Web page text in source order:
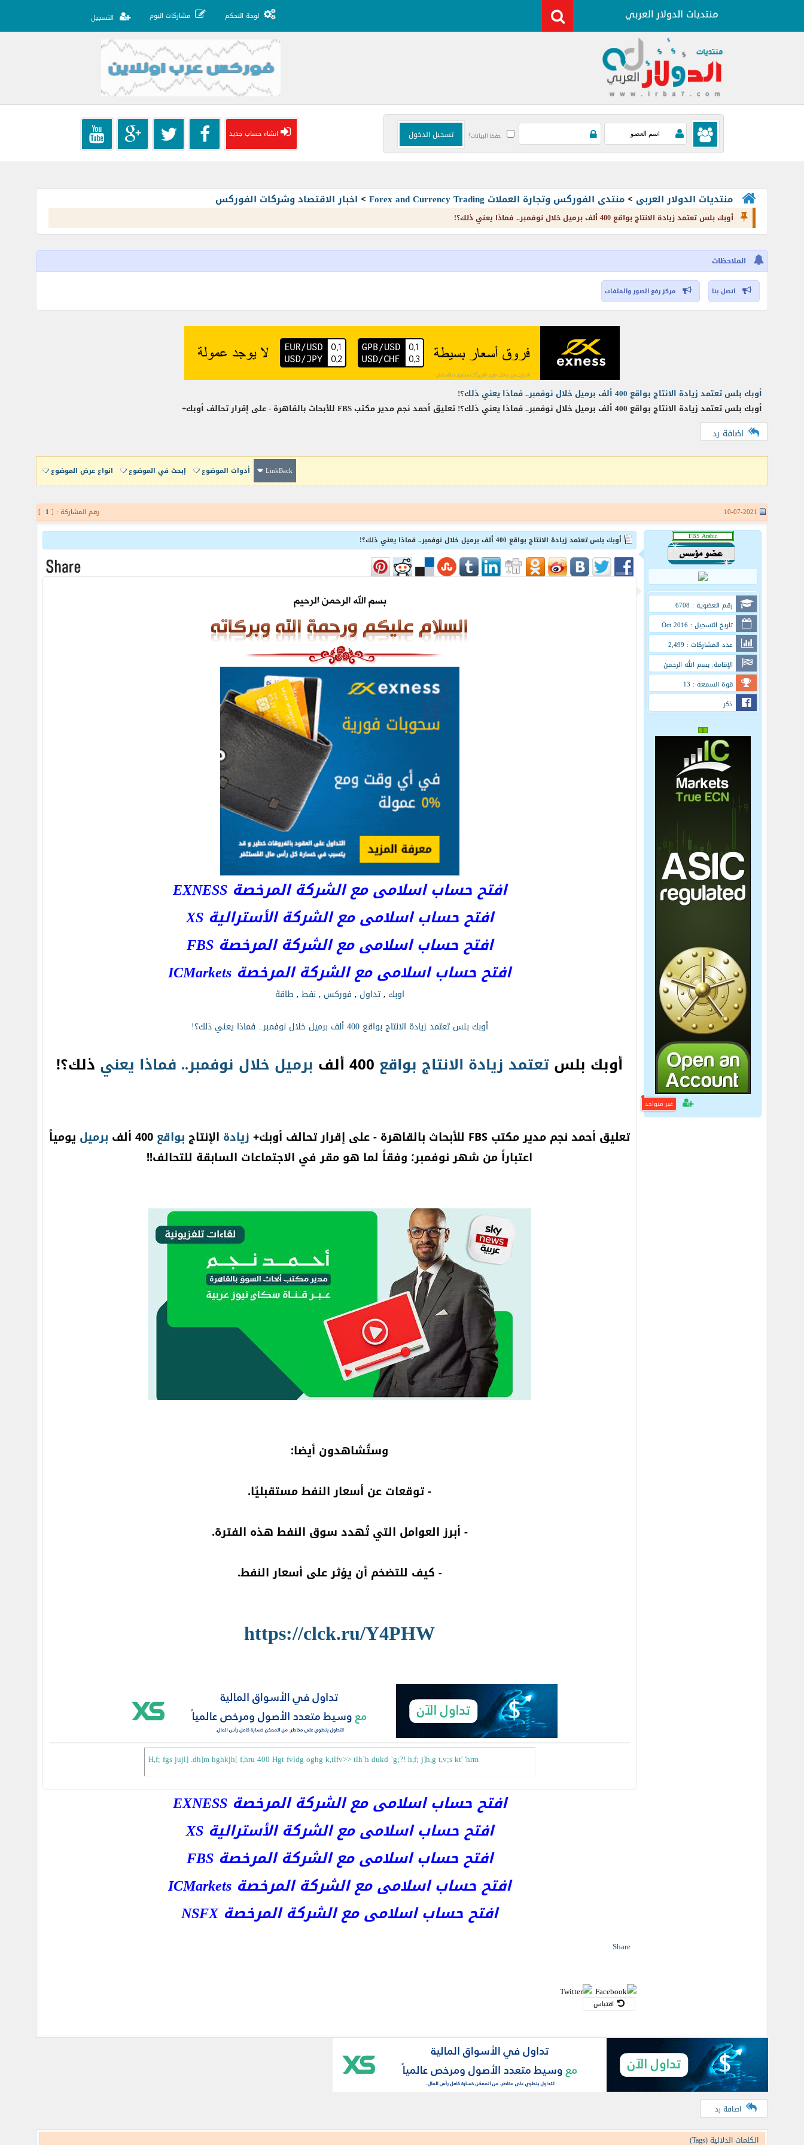
لوحة التحكم مشاركات اليوم التسجيل
حفظ البيانات؟ انشاء حساب جديد
منتديات الدولار العربى >منتدى الفوركس وتجارة العملات Forex and Currency Trading > اخبار الاقتصاد وشركات الفوركس
أوبك بلس تعتمد زيادة الانتاج بواقع 400 ألف برميل خلال نوفمبر.. فماذا يعني ذلك؟!
الملاحظات
اتصل بنا مركز رفع الصور والملفات
أوبك بلس تعتمد زيادة الانتاج بواقع 400 ألف برميل خلال نوفمبر.. فماذا يعني ذلك؟!
أوبك بلس تعتمد زيادة الانتاج بواقع 400 ألف برميل خلال نوفمبر.. فماذا يعني ذلك؟! تعليق أحمد نجم مدير مكتب FBS للأبحاث بالقاهرة - على إقرار تحالف أوبك+
اضافة رد
LinkBack أدوات الموضوع إبحث في الموضوع انواع عرض الموضوع
رقم المشاركة : [ 1
]
رقم العضوية : 6708
تاريخ التسجيل : Oct 2016
عدد المشاركات : 2,499
الإقامة: بسم الله الرحمن
الرحيم
قوة السمعة : 13
ذكر
غير متواجد
أوبك بلس تعتمد زيادة الانتاج بواقع 400 ألف برميل خلال نوفمبر.. فماذا يعني ذلك؟!
افتح حساب اسلامى مع الشركة المرخصة EXNESS
افتح حساب اسلامى مع الشركة الأسترالية XS
افتح حساب اسلامى مع الشركة المرخصة FBS
افتح حساب اسلامى مع الشركة المرخصة ICMarkets
اوبك ,تداول , فوركس , نفط, طاقة
أوبك بلس تعتمد زيادة الانتاج بواقع 400 ألف برميل خلال نوفمبر.. فماذا يعني ذلك؟!
أوبك بلستعتمد زيادة الانتاج بواقع برميل خلال نوفمبر.. فماذا يعني ذلك؟!
تعليق أحمد نجم مدير مكتب FBS للأبحاث بالقاهرة - على إقرار تحالف أوبك+ زيادة الإنتاج بواقع برميل يومياً
اعتباراً من شهر نوفمبر؛ وفقاً لما هو مقر في الاجتماعات السابقة للتحالف!!
وستُشاهدون أيضا:
- توقعات عن أسعار النفط مستقبليًا.
- أبرز العوامل التي تُهدد سوق النفط هذه الفترة.
- كيف للتضخم أن يؤثر على أسعار النفط.
https://clck.ru/Y4PHW
H,f; fgs jujl] .dh]m hghkjh[ f,hru 400 Hgt fvldg oghg k,tlfv>> tlh`h dukd `g;?! h,f; j]h,g t,v;s kt' 'hrm
افتح حساب اسلامى مع الشركة المرخصة EXNESS
افتح حساب اسلامى مع الشركة الأسترالية XS
افتح حساب اسلامى مع الشركة المرخصة FBS
افتح حساب اسلامى مع الشركة المرخصة ICMarkets
افتح حساب اسلامى مع الشركة المرخصة NSFX
Share
اقتباس
اضافة رد
الكلمات الدلالية (Tags)